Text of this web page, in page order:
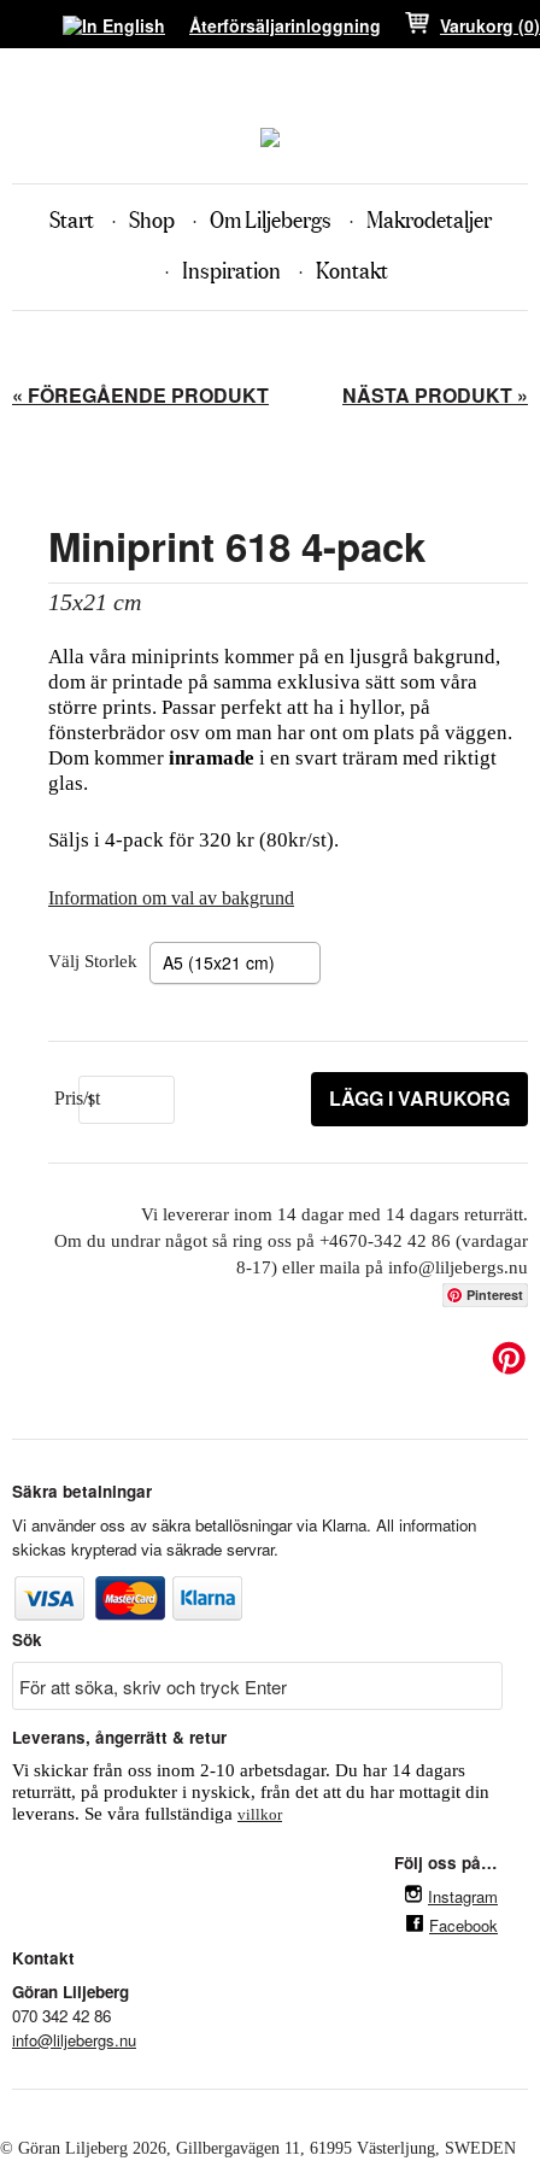
Återförsäljarinloggning Varukorg (0)
Start Shop Om Liljebergs
Makrodetaljer
Inspiration
Kontakt
« FÖREGÅENDE PRODUKT NÄSTA PRODUKT »
Miniprint 618 4-pack
15x21 cm
Alla våra miniprints kommer på en ljusgrå bakgrund,
dom är printade på samma exklusiva sätt som våra
större prints. Passar perfekt att ha i hyllor, på
fönsterbrädor osv om man har ont om plats på väggen.
Dom kommer inramade i en svart träram med riktigt
glas.
Säljs i 4-pack för 320 kr (80kr/st).
Information om val av bakgrund
Välj Storlek
Pris/st LÄGG I VARUKORG
Vi levererar inom 14 dagar med 14 dagars returrätt.
Om du undrar något så ring oss på +4670-342 42 86 (vardagar
8-17) eller maila på info@liljebergs.nu
Pinterest
Säkra betalningar
Vi använder oss av säkra betallösningar via Klarna. All information
skickas krypterad via säkrade servrar.
Sök
Leverans, ångerrätt & retur
Vi skickar från oss inom 2-10 arbetsdagar. Du har 14 dagars
returrätt, på produkter i nyskick, från det att du har mottagit din
leverans. Se våra fullständiga villkor
Följ oss på…
Instagram
Facebook
Kontakt
Göran Liljeberg
070 342 42 86
info@liljebergs.nu
© Göran Liljeberg 2026, Gillbergavägen 11, 61995 Västerljung, SWEDEN